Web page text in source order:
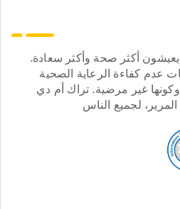
أكثر صحة وأكثر سعادة.
عدم كفاءة الرعاية الصحية
غير مرضية. تراك أم دي
لجميع الناس